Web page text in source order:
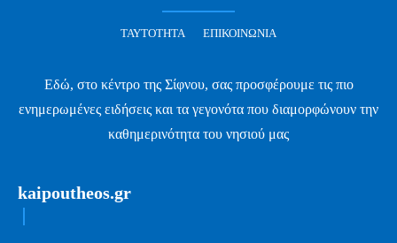
ΤΑΥΤΌΤΗΤΑ ΕΠΙΚΟΙΝΩΝΊΑ
Εδώ, στο κέντρο της Σίφνου, σας προσφέρουμε τις πιο
ενημερωμένες ειδήσεις και τα γεγονότα που διαμορφώνουν την
καθημερινότητα του νησιού μας
kaipoutheos.gr